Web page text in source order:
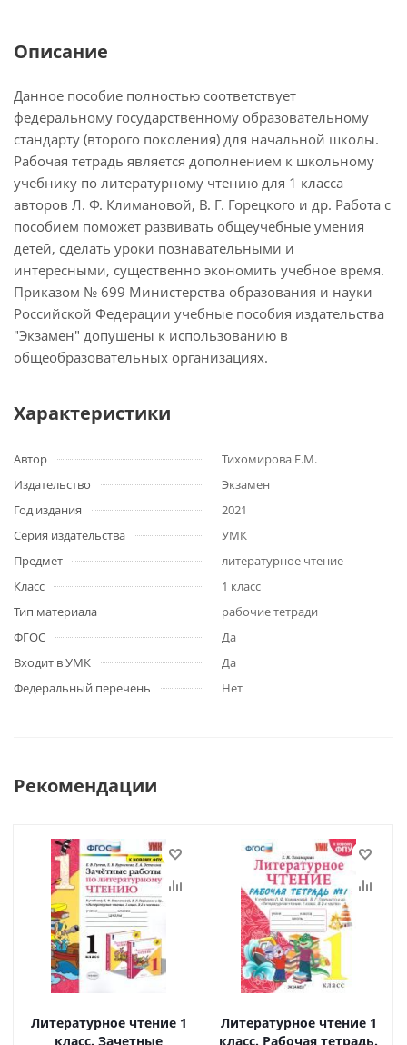
Описание
Данное пособие полностью соответствует
федеральному государственному образовательному
стандарту (второго поколения) для начальной школы.
Рабочая тетрадь является дополнением к школьному
учебнику по литературному чтению для 1 класса
авторов Л. Ф. Климановой, В. Г. Горецкого и др. Работа с
пособием поможет развивать общеучебные умения
детей, сделать уроки познавательными и
интересными, существенно экономить учебное время.
Приказом № 699 Министерства образования и науки
Российской Федерации учебные пособия издательства
"Экзамен" допушены к использованию в
общеобразовательных организациях.
Характеристики
Автор
Тихомирова Е.М.
Издательство
Экзамен
Год издания
2021
Серия издательства
УМК
Предмет
литературное чтение
Класс
1 класс
Тип материала
рабочие тетради
ФГОС
Да
Входит в УМК
Да
Федеральный перечень
Нет
Рекомендации
Литературное чтение 1
класс. Зачетные
Литературное чтение 1
класс. Рабочая тетрадь.